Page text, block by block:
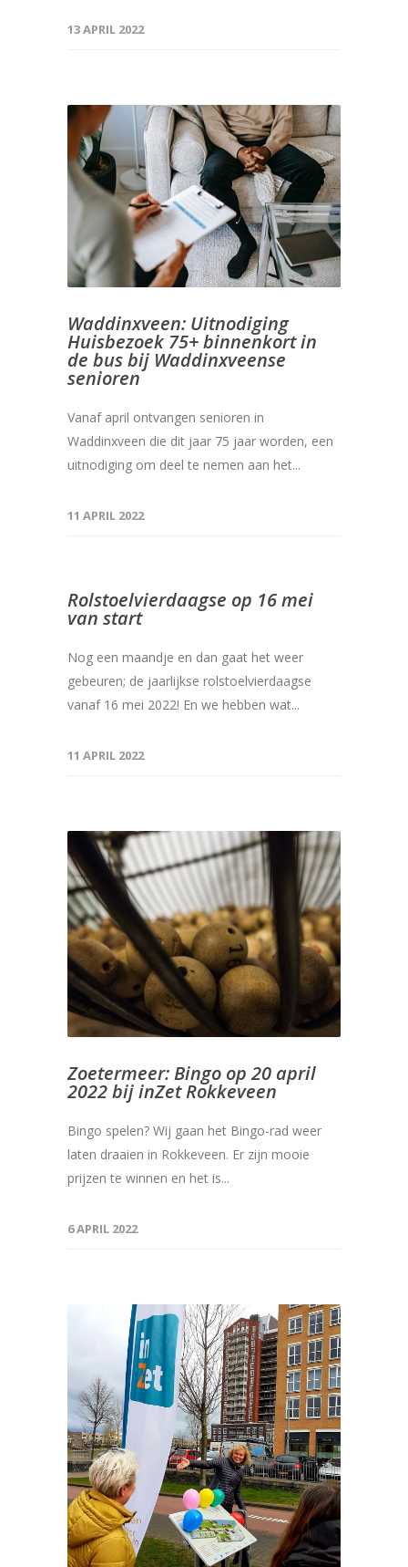
13 APRIL 2022
Waddinxveen: Uitnodiging
Huisbezoek 75+ binnenkort in
de bus bij Waddinxveense
senioren
Vanaf april ontvangen senioren in
Waddinxveen die dit jaar 75 jaar worden, een
uitnodiging om deel te nemen aan het...
11 APRIL 2022
Rolstoelvierdaagse op 16 mei
van start
Nog een maandje en dan gaat het weer
gebeuren; de jaarlijkse rolstoelvierdaagse
vanaf 16 mei 2022! En we hebben wat...
11 APRIL 2022
Zoetermeer: Bingo op 20 april
2022 bij inZet Rokkeveen
Bingo spelen? Wij gaan het Bingo-rad weer
laten draaien in Rokkeveen. Er zijn mooie
prijzen te winnen en het is...
6 APRIL 2022